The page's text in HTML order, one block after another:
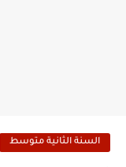
السنة الثانية متوسط